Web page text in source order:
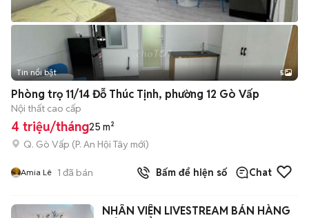
Tin nổi bật 5
Phòng trọ 11/14 Đỗ Thúc Tịnh, phường 12 Gò Vấp
Nội thất cao cấp
4 triệu/tháng25 m²
Q. Gò Vấp (P. An Hội Tây mới)
Amia Lê 1 đã bán Bấm để hiện số Chat
NHÂN VIÊN LIVESTREAM BÁN HÀNG